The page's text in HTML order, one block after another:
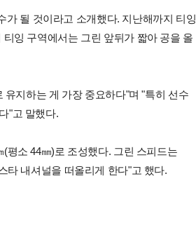
가 될 것이라고 소개했다. 지난해까지 티잉
잉 구역에서는 그린 앞뒤가 짧아 공을 올
지하는 게 가장 중요하다"며 "특히 선수
"고 말했다.
평소 44㎜)로 조성했다. 그린 스피드는
타 내셔널을 떠올리게 한다"고 했다.